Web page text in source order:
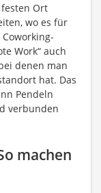
Ort
wo es für
Work“ auch
denen man
hat. Das
Pendeln
verbunden
machen